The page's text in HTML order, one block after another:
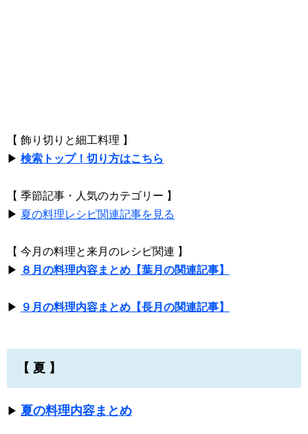
【 飾り切りと細工料理 】
▶ 検索トップ！切り方はこちら
【 季節記事・人気のカテゴリー 】
▶ 夏の料理レシピ関連記事を見る
【 今月の料理と来月のレシピ関連 】
▶ ８月の料理内容まとめ【葉月の関連記事】
▶ ９月の料理内容まとめ【長月の関連記事】
【 夏 】
▶ 夏の料理内容まとめ